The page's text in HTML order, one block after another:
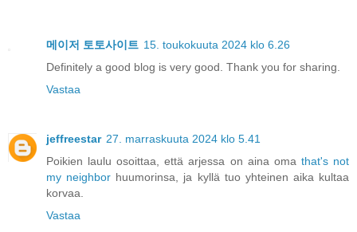
메이저 토토사이트 15. toukokuuta 2024 klo 6.26
Definitely a good blog is very good. Thank you for sharing.
Vastaa
jeffreestar 27. marraskuuta 2024 klo 5.41
Poikien laulu osoittaa, että arjessa on aina oma that's not
my neighbor huumorinsa, ja kyllä tuo yhteinen aika kultaa
korvaa.
Vastaa